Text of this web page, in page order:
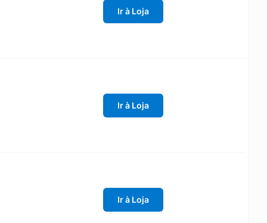
Ir à Loja
Ir à Loja
Ir à Loja